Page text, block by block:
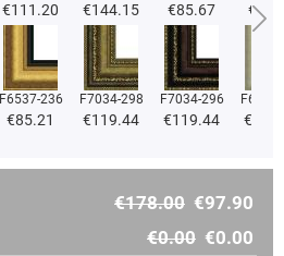
€111.20 €144.15 €85.67
F6537-236
€85.21
F7034-298
€119.44
F7034-296
€119.44
€178.00 €97.90
€0.00 €0.00